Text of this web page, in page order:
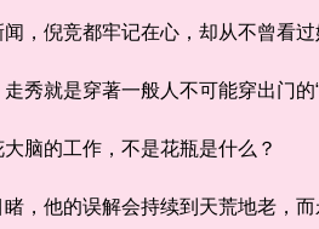
倪竞都牢记在心，却从不曾看过
就是穿著一般人不可能穿出门的
的工作，不是花瓶是什么？
他的误解会持续到天荒地老，而